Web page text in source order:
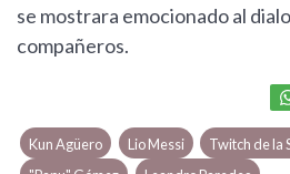
se mostrara emocionado al
compañeros.
Kun Agüero Lio Messi Twitch de la